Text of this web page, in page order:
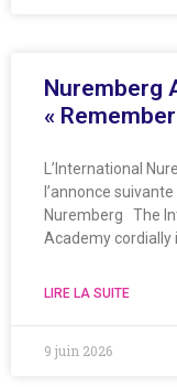
Nuremberg
«
L’International
l’annonce
Nuremberg The
Academy cordially
LIRE LA SUITE
9 juin 2026